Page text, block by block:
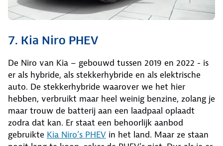
7. Kia Niro PHEV
De Niro van Kia – gebouwd tussen 2019 en 2022 - is
er als hybride, als stekkerhybride en als elektrische
auto. De stekkerhybride waarover we het hier
hebben, verbruikt maar heel weinig benzine, zolang je
maar trouw de batterij aan een laadpaal oplaadt
zodra dat kan. Er staat een behoorlijk aanbod
gebruikte Kia Niro’s PHEV in het land. Maar ze staan